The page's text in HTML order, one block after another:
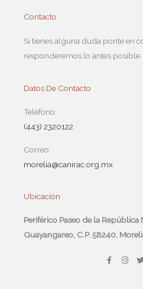
Contacto
Si tienes alguna duda ponte en
responderemos lo antes posible.
Datos De Contacto
Teléfono:
(443) 2320122
Correo:
morelia@canirac.org.mx
Ubicación
Periférico Paseo de la República
Guayangareo, C.P. 58240,
F
a
I
n
T
w